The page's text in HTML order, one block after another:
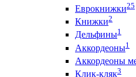
Еврокнижки25
Книжки2
Дельфины1
Аккордеоны1
Аккордеоны
Клик-кляк3